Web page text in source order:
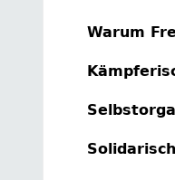
Warum
Solidarisch